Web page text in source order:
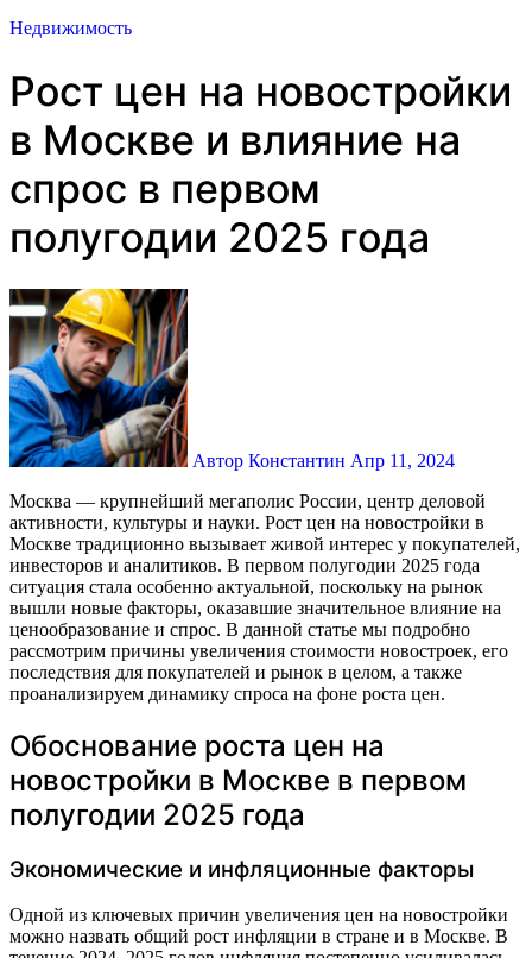
Недвижимость
Рост цен на новостройки
в Москве и влияние на
спрос в первом
полугодии 2025 года
Автор Константин Апр 11, 2024
Москва — крупнейший мегаполис России, центр деловой
активности, культуры и науки. Рост цен на новостройки в
Москве традиционно вызывает живой интерес у покупателей,
инвесторов и аналитиков. В первом полугодии 2025 года
ситуация стала особенно актуальной, поскольку на рынок
вышли новые факторы, оказавшие значительное влияние на
ценообразование и спрос. В данной статье мы подробно
рассмотрим причины увеличения стоимости новостроек, его
последствия для покупателей и рынок в целом, а также
проанализируем динамику спроса на фоне роста цен.
Обоснование роста цен на
новостройки в Москве в первом
полугодии 2025 года
Экономические и инфляционные факторы
Одной из ключевых причин увеличения цен на новостройки
можно назвать общий рост инфляции в стране и в Москве. В